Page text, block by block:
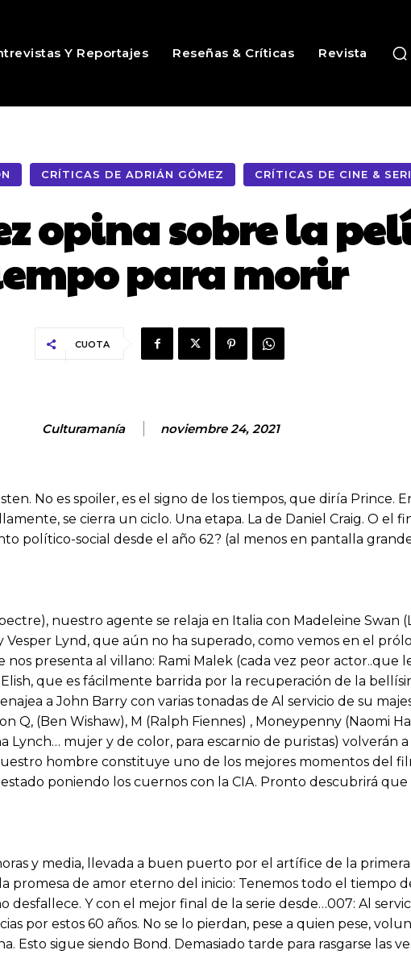
Y Reportajes Reseñas & Críticas Revista
CRÍTICAS DE ADRIÁN GÓMEZ CRÍTICAS DE CINE &
opina sobre la
para morir
CUOTA
Culturamanía noviembre 24, 2021
No es spoiler, es el signo de los tiempos, que diría Prince.
se cierra un ciclo. Una etapa. La de Daniel Craig. O el
político-social desde el año 62? (al menos en pantalla
nuestro agente se relaja en Italia con Madeleine Swan
Lynd, que aún no ha superado, como vemos en el
presenta al villano: Rami Malek (cada vez peor actor..que
que es fácilmente barrida por la recuperación de la
a John Barry con varias tonadas de Al servicio de su
Q, (Ben Wishaw), M (Ralph Fiennes) , Moneypenny (Naomi
Lynch… mujer y de color, para escarnio de puristas) volverán
hombre constituye uno de los mejores momentos del
poniendo los cuernos con la CIA. Pronto descubrirá
y media, llevada a buen puerto por el artífice de la
promesa de amor eterno del inicio: Tenemos todo el tiempo
Y con el mejor final de la serie desde…007: Al
por estos 60 años. No se lo pierdan, pese a quien pese,
Esto sigue siendo Bond. Demasiado tarde para rasgarse las